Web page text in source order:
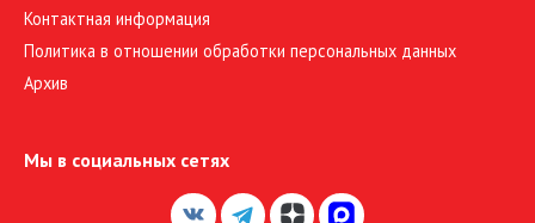
Контактная информация
Политика в отношении обработки персональных данных
Архив
Мы в социальных сетях